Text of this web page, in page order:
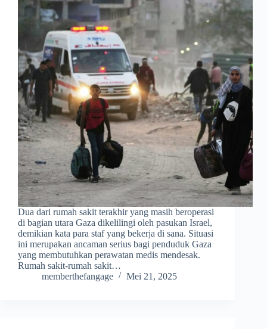
Dua dari rumah sakit terakhir yang masih beroperasi
di bagian utara Gaza dikelilingi oleh pasukan Israel,
demikian kata para staf yang bekerja di sana. Situasi
ini merupakan ancaman serius bagi penduduk Gaza
yang membutuhkan perawatan medis mendesak.
Rumah sakit-rumah sakit…
memberthefangage
Mei 21, 2025